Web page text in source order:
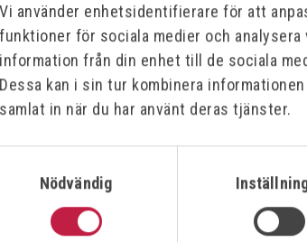
Vi använder enhetsidentifierare för att
funktioner för sociala medier och
information från din enhet till de sociala
Dessa kan i sin tur kombinera
samlat in när du har använt deras tjänster.
Nödvändig